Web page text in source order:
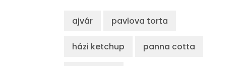
ajvár pavlova torta
házi ketchup panna cotta